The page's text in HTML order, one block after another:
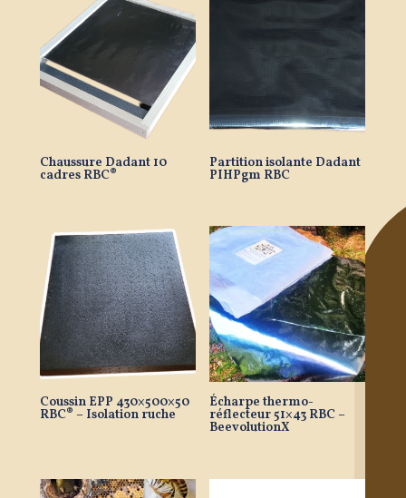
Chaussure Dadant 10
cadres RBC®
Partition isolante Dadant
PIHPgm RBC
Coussin EPP 430×500×50
RBC® – Isolation ruche
Écharpe thermo-
réflecteur 51×43 RBC –
BeevolutionX